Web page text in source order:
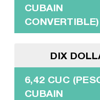
CUBAIN
CONVERTIBLE)
DIX
6,42 CUC
CUBAIN